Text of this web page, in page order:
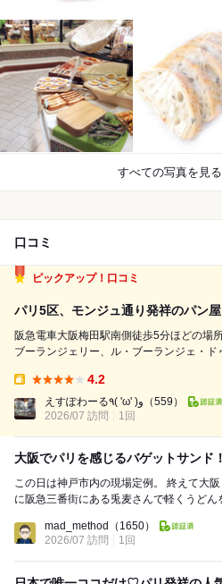
すべての写真を見る
口コミ
ピックアップ！口コミ
パリ5区、モンジュ通り発祥のパン
阪急電車大阪梅田駅南側徒歩5分ほどの場
ブーランジェリー、ル・ブーランジェ・
うめだ阪急店しか無く、百名店に3度選出されて
ム・エ・ノワ（...
4.2
えすぽわーる٩( 'ω' )و （559）
2026/07 訪問
1回
大阪でパリを感じるバゲットサンド！
この日は神戸市内の現場定例。 終えて大阪まで戻って来ました。 帰る前
に阪急三番街にある兎麦さんで軽くうど
mad_method
（1650）
2026/07 訪問
1回